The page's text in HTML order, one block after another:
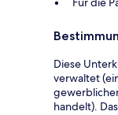
Diese
verwaltet
handelt).